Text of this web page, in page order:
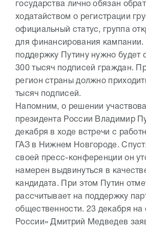
государства лично обязан
ходатайством о регистрации
официальный статус, группа
для финансирования
поддержку Путину нужно будет
300 тысяч подписей граждан.
регион страны должно
тысяч подписей.
Напомним, о решении
президента России Владимир
декабря в ходе встречи с
ГАЗ в Нижнем Новгороде.
своей пресс-конференции он
намерен выдвинуться в
кандидата. При этом Путин
рассчитывает на поддержку
общественности. 23 декабря на
России» Дмитрий Медведев